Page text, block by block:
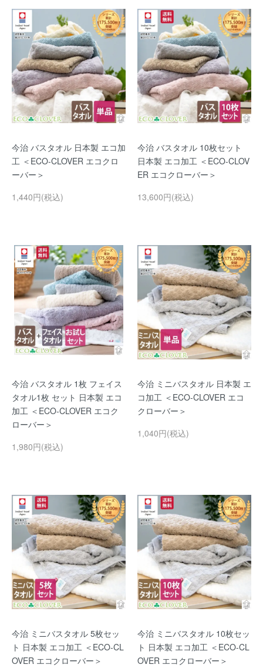
今治 バスタオル 日本製 エコ加
工 ＜ECO-CLOVER エコクロ
ーバー＞
1,440円(税込)
今治 バスタオル 10枚セット
日本製 エコ加工 ＜ECO-CLOV
ER エコクローバー＞
13,600円(税込)
今治 バスタオル 1枚 フェイス
タオル1枚 セット 日本製 エコ
加工 ＜ECO-CLOVER エコク
ローバー＞
1,980円(税込)
今治 ミニバスタオル 日本製 エ
コ加工 ＜ECO-CLOVER エコ
クローバー＞
1,040円(税込)
今治 ミニバスタオル 5枚セッ
ト 日本製 エコ加工 ＜ECO-CL
OVER エコクローバー＞
今治 ミニバスタオル 10枚セッ
ト 日本製 エコ加工 ＜ECO-CL
OVER エコクローバー＞